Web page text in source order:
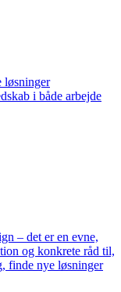
løsninger
i både arbejde
– det er en evne,
og konkrete råd til,
finde nye løsninger